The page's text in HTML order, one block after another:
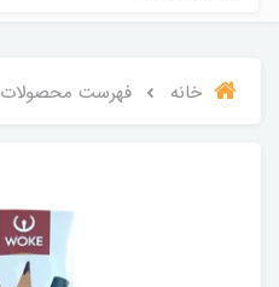
خانه فهرست محصولات